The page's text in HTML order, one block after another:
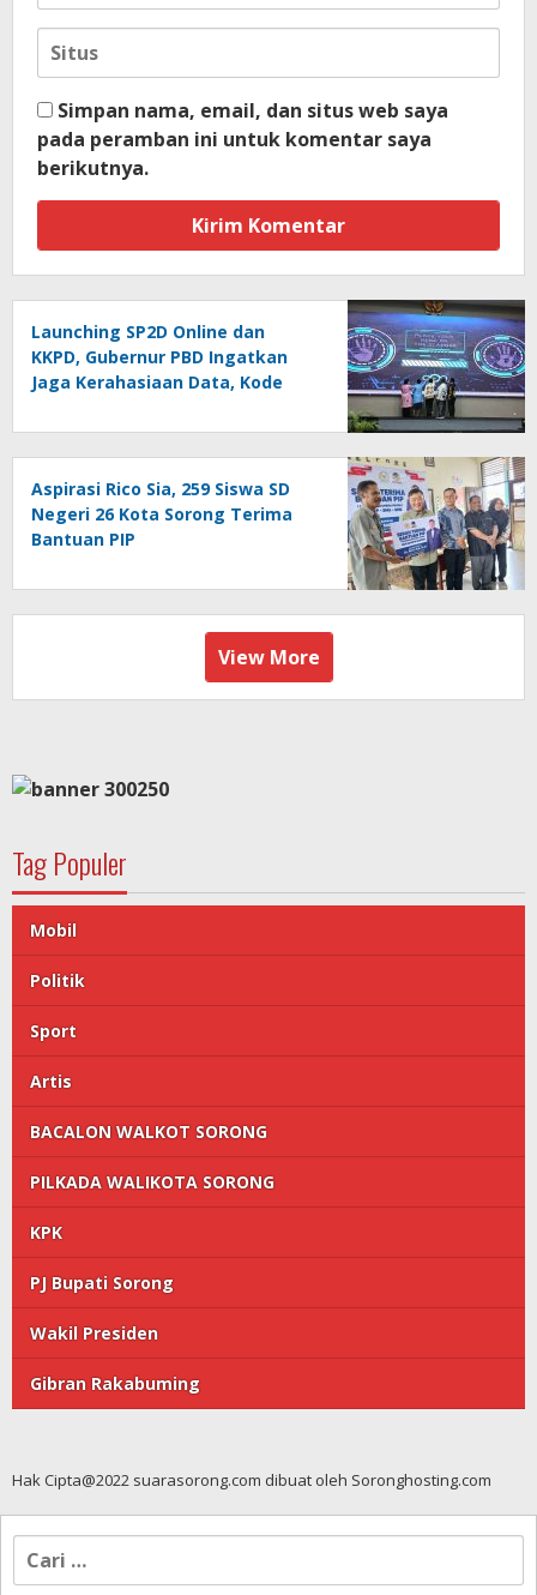
Simpan nama, email, dan situs web saya
pada peramban ini untuk komentar saya
berikutnya.
Launching SP2D Online dan
KKPD, Gubernur PBD Ingatkan
Jaga Kerahasiaan Data, Kode
Aspirasi Rico Sia, 259 Siswa SD
Negeri 26 Kota Sorong Terima
Bantuan PIP
View More
Tag Populer
Mobil
Politik
Sport
Artis
BACALON WALKOT SORONG
PILKADA WALIKOTA SORONG
KPK
PJ Bupati Sorong
Wakil Presiden
Gibran Rakabuming
Hak Cipta@2022 suarasorong.com dibuat oleh Soronghosting.com
Cari
untuk: